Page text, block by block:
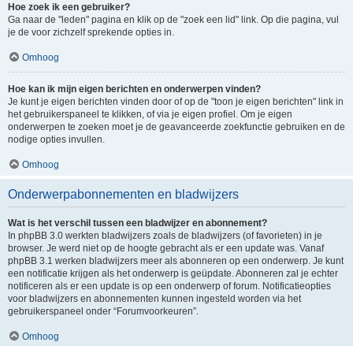
Hoe zoek ik een gebruiker?
Ga naar de "leden" pagina en klik op de "zoek een lid" link. Op die pagina, vul
je de voor zichzelf sprekende opties in.
Omhoog
Hoe kan ik mijn eigen berichten en onderwerpen vinden?
Je kunt je eigen berichten vinden door of op de "toon je eigen berichten" link in
het gebruikerspaneel te klikken, of via je eigen profiel. Om je eigen
onderwerpen te zoeken moet je de geavanceerde zoekfunctie gebruiken en de
nodige opties invullen.
Omhoog
Onderwerpabonnementen en bladwijzers
Wat is het verschil tussen een bladwijzer en abonnement?
In phpBB 3.0 werkten bladwijzers zoals de bladwijzers (of favorieten) in je
browser. Je werd niet op de hoogte gebracht als er een update was. Vanaf
phpBB 3.1 werken bladwijzers meer als abonneren op een onderwerp. Je kunt
een notificatie krijgen als het onderwerp is geüpdate. Abonneren zal je echter
notificeren als er een update is op een onderwerp of forum. Notificatieopties
voor bladwijzers en abonnementen kunnen ingesteld worden via het
gebruikerspaneel onder “Forumvoorkeuren”.
Omhoog